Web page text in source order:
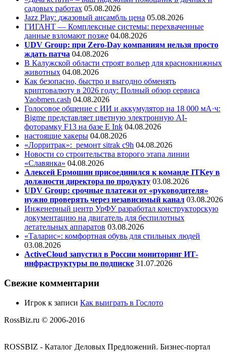
садовых работах 05.08.2026
Jazz Play: джазовый ансамбль цена 05.08.2026
ГИГАНТ — Комплексные системы: перехваченные
данные взломают позже 04.08.2026
UDV Group: при Zero-Day компаниям нельзя просто
ждать патча 04.08.2026
В Калужской области строят вольер для краснокнижных
животных 04.08.2026
Как безопасно, быстро и выгодно обменять
криптовалюту в 2026 году: Полный обзор сервиса
Yaobmen.cash 04.08.2026
Голосовое общение с ИИ и аккумулятор на 18 000 мА·ч:
Bigme представляет цветную электронную AI-
фоторамку F13 на базе E Ink 04.08.2026
настоящие хакеры 04.08.2026
«Лорритрак»: ремонт sitrak c9h 04.08.2026
Новости со строительства второго этапа линии
«Славянка» 04.08.2026
Алексей Ермошин присоединился к команде ITKey в
должности директора по продукту 03.08.2026
UDV Group: срочные платежи от «руководителя»
нужно проверять через независимый канал 03.08.2026
Инженерный центр УрФУ разработал конструкторскую
документацию на двигатель для беспилотных
летательных аппаратов 03.08.2026
«Таларис»: комфортная обувь для стильных людей
03.08.2026
ActiveCloud запустил в России мониторинг ИТ-
инфраструктуры по подписке 31.07.2026
Свежие комментарии
Игрок к записи Как выиграть в Гослото
RossBiz.ru © 2006-2016
ROSSBIZ - Каталог Деловых Предложений. Бизнес-портал